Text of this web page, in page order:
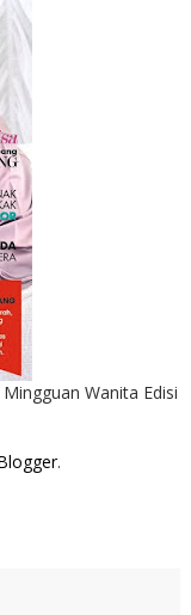
Wanita Edisi
.